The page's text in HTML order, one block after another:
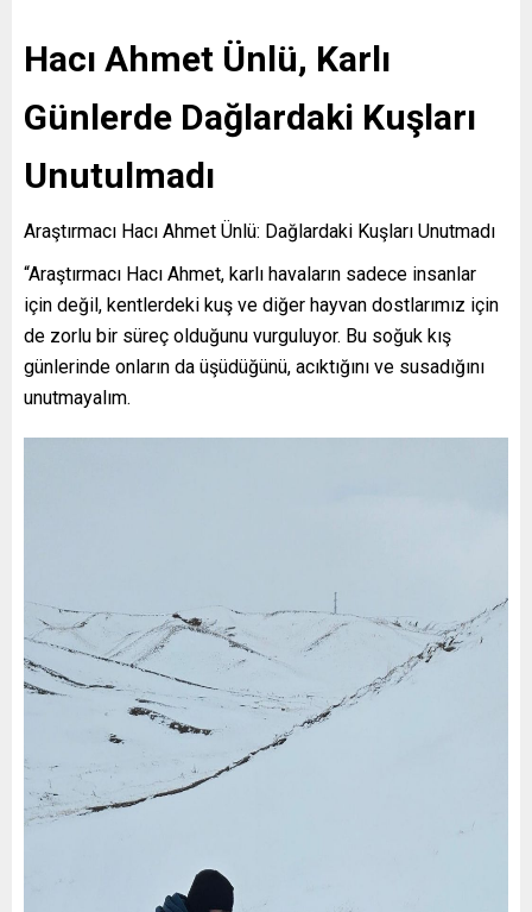
Hacı Ahmet Ünlü, Karlı
Günlerde Dağlardaki Kuşları
Unutulmadı
Araştırmacı Hacı Ahmet Ünlü: Dağlardaki Kuşları Unutmadı
“Araştırmacı Hacı Ahmet, karlı havaların sadece insanlar
için değil, kentlerdeki kuş ve diğer hayvan dostlarımız için
de zorlu bir süreç olduğunu vurguluyor. Bu soğuk kış
günlerinde onların da üşüdüğünü, acıktığını ve susadığını
unutmayalım.